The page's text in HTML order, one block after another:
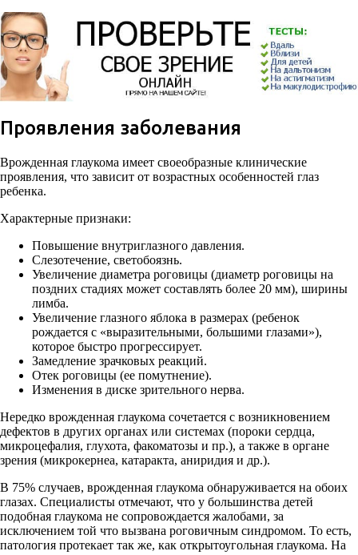
Проявления заболевания
Врожденная глаукома имеет своеобразные клинические
проявления, что зависит от возрастных особенностей глаз
ребенка.
Характерные признаки:
Повышение внутриглазного давления.
Слезотечение, светобоязнь.
Увеличение диаметра роговицы (диаметр роговицы на
поздних стадиях может составлять более 20 мм), ширины
лимба.
Увеличение глазного яблока в размерах (ребенок
рождается с «выразительными, большими глазами»),
которое быстро прогрессирует.
Замедление зрачковых реакций.
Отек роговицы (ее помутнение).
Изменения в диске зрительного нерва.
Нередко врожденная глаукома сочетается с возникновением
дефектов в других органах или системах (пороки сердца,
микроцефалия, глухота, факоматозы и пр.), а также в органе
зрения (микрокернеа, катаракта, аниридия и др.).
В 75% случаев, врожденная глаукома обнаруживается на обоих
глазах. Специалисты отмечают, что у большинства детей
подобная глаукома не сопровождается жалобами, за
исключением той что вызвана роговичным синдромом. То есть,
патология протекает так же, как открытоугольная глаукома. На